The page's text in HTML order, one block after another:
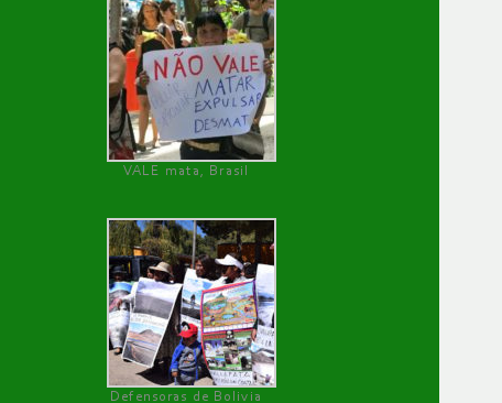
VALE mata, Brasil
Defensoras de Bolivia